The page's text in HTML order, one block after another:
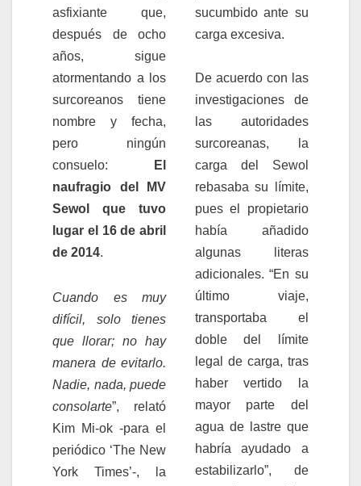
asfixiante que,
después de ocho
años, sigue
atormentando a los
surcoreanos tiene
nombre y fecha,
pero ningún
consuelo:
El
naufragio del MV
Sewol que tuvo
lugar el 16 de abril
de 2014.
Cuando es muy
difícil, solo tienes
que llorar; no hay
manera de evitarlo.
Nadie, nada, puede
consolarte”, relató
Kim Mi-ok -para el
periódico ‘The New
York Times’-, la
sucumbido ante su
carga excesiva.
De acuerdo con las
investigaciones de
las autoridades
surcoreanas, la
carga del Sewol
rebasaba su límite,
pues el propietario
había añadido
algunas literas
adicionales. “En su
último viaje,
transportaba el
doble del límite
legal de carga, tras
haber vertido la
mayor parte del
agua de lastre que
habría ayudado a
estabilizarlo”, de